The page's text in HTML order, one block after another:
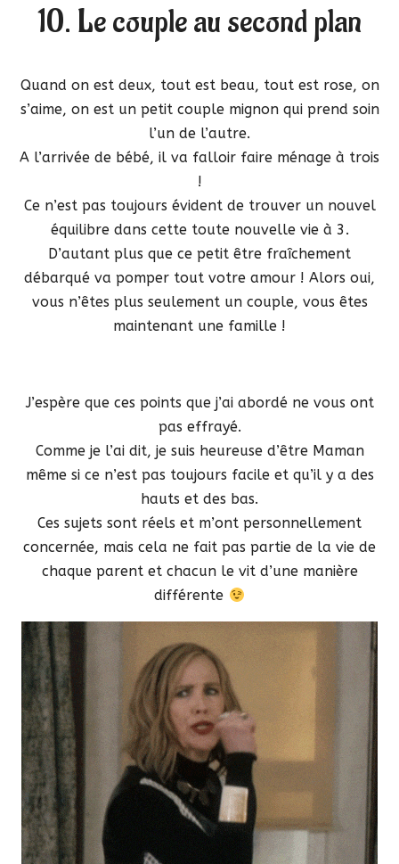
10. Le couple au second plan
Quand on est deux, tout est beau, tout est rose, on
s’aime, on est un petit couple mignon qui prend soin
l’un de l’autre.
A l’arrivée de bébé, il va falloir faire ménage à trois
!
Ce n’est pas toujours évident de trouver un nouvel
équilibre dans cette toute nouvelle vie à 3.
D’autant plus que ce petit être fraîchement
débarqué va pomper tout votre amour ! Alors oui,
vous n’êtes plus seulement un couple, vous êtes
maintenant une famille !
J’espère que ces points que j’ai abordé ne vous ont
pas effrayé.
Comme je l’ai dit, je suis heureuse d’être Maman
même si ce n’est pas toujours facile et qu’il y a des
hauts et des bas.
Ces sujets sont réels et m’ont personnellement
concernée, mais cela ne fait pas partie de la vie de
chaque parent et chacun le vit d’une manière
différente